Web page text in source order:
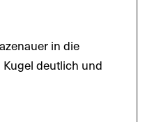
in die
deutlich und